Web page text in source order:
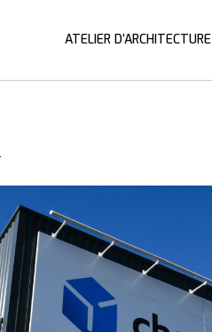
ATELIER D’ARCHITECTURE